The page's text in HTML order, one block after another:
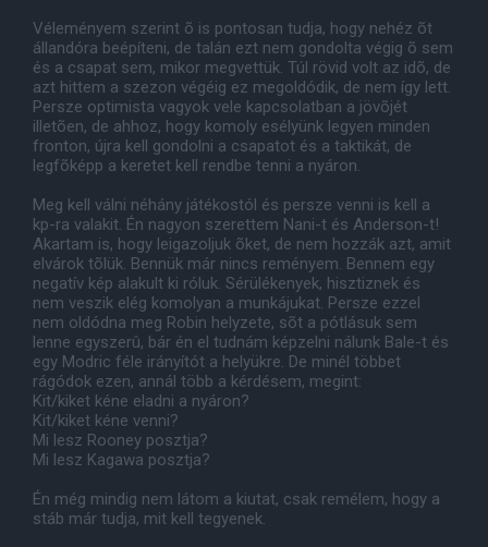
Véleményem szerint õ is pontosan tudja, hogy nehéz õt
állandóra beépíteni, de talán ezt nem gondolta végig õ sem
és a csapat sem, mikor megvettük. Túl rövid volt az idõ, de
azt hittem a szezon végéig ez megoldódik, de nem így lett.
Persze optimista vagyok vele kapcsolatban a jövõjét
illetõen, de ahhoz, hogy komoly esélyünk legyen minden
fronton, újra kell gondolni a csapatot és a taktikát, de
legfõképp a keretet kell rendbe tenni a nyáron.
Meg kell válni néhány játékostól és persze venni is kell a
kp-ra valakit. Én nagyon szerettem Nani-t és Anderson-t!
Akartam is, hogy leigazoljuk õket, de nem hozzák azt, amit
elvárok tõlük. Bennük már nincs reményem. Bennem egy
negatív kép alakult ki róluk. Sérülékenyek, hisztiznek és
nem veszik elég komolyan a munkájukat. Persze ezzel
nem oldódna meg Robin helyzete, sõt a pótlásuk sem
lenne egyszerû, bár én el tudnám képzelni nálunk Bale-t és
egy Modric féle irányítót a helyükre. De minél többet
rágódok ezen, annál több a kérdésem, megint:
Kit/kiket kéne eladni a nyáron?
Kit/kiket kéne venni?
Mi lesz Rooney posztja?
Mi lesz Kagawa posztja?
Én még mindig nem látom a kiutat, csak remélem, hogy a
stáb már tudja, mit kell tegyenek.